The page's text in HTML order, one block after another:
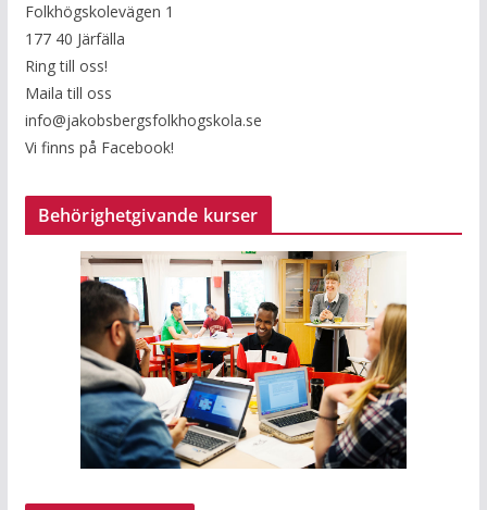
Folkhögskolevägen 1
177 40 Järfälla
Ring till oss!
Maila till oss
info@jakobsbergsfolkhogskola.se
Vi finns på Facebook!
Behörighetgivande kurser